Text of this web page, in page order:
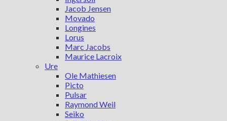
Jacob Jensen
Movado
Longines
Lorus
Marc Jacobs
Maurice Lacroix
Ure
Ole Mathiesen
Picto
Pulsar
Raymond Weil
Seiko